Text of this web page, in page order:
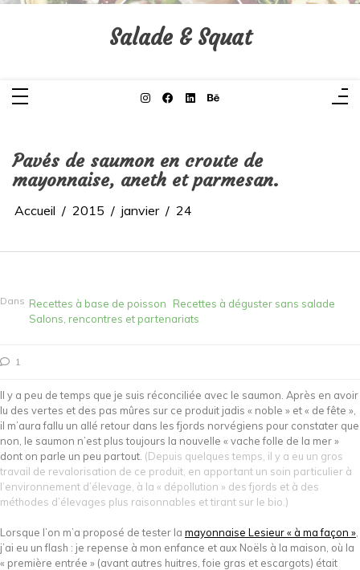
Aller
Salade & Squat
Pavés de saumon en croute de
mayonnaise, aneth et parmesan.
Accueil 2015 janvier 24
Dans Recettes à base de poisson
Recettes à déguster sans salade
Salons, rencontres et partenariats
1
Il y a peu de temps que je suis réconciliée avec le saumon. Après en avoir
lu des vertes et des pas mûres sur ce produit jadis « noble » et « de fête »,
il m’aura fallu un allé retour dans les fjords norvégiens pour constater que
non, le saumon n’est plus toujours la nouvelle « vache folle de la mer »
dont on parle un peu partout. (Depuis quelques temps, il y a eu un gros
travail de revalorisation de ce produit, en apportant un soin particulier à
l’environnement d’élevage, à la « dépollution » des fjords et à des
méthodes d’élevages plus raisonnables et tirant sur le bio.)
Lorsque l’on m’a proposé de tester la mayonnaise Lesieur « à ma façon »
j’ai eu un flash : je repense à mon enfance et aux Noëls à la maison, où la
« première entrée » (avant autres huitres, foie gras et escargots) était